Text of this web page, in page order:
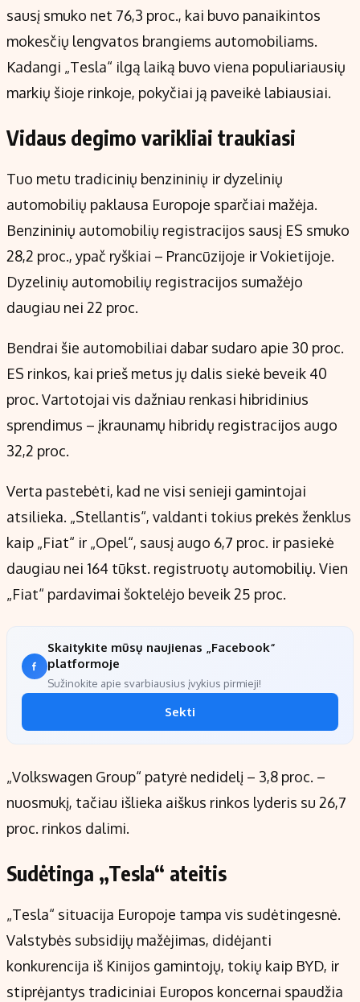
sausį smuko net 76,3 proc., kai buvo panaikintos
mokesčių lengvatos brangiems automobiliams.
Kadangi „Tesla“ ilgą laiką buvo viena populiariausių
markių šioje rinkoje, pokyčiai ją paveikė labiausiai.
Vidaus degimo varikliai traukiasi
Tuo metu tradicinių benzininių ir dyzelinių
automobilių paklausa Europoje sparčiai mažėja.
Benzininių automobilių registracijos sausį ES smuko
28,2 proc., ypač ryškiai – Prancūzijoje ir Vokietijoje.
Dyzelinių automobilių registracijos sumažėjo
daugiau nei 22 proc.
Bendrai šie automobiliai dabar sudaro apie 30 proc.
ES rinkos, kai prieš metus jų dalis siekė beveik 40
proc. Vartotojai vis dažniau renkasi hibridinius
sprendimus – įkraunamų hibridų registracijos augo
32,2 proc.
Verta pastebėti, kad ne visi senieji gamintojai
atsilieka. „Stellantis“, valdanti tokius prekės ženklus
kaip „Fiat“ ir „Opel“, sausį augo 6,7 proc. ir pasiekė
daugiau nei 164 tūkst. registruotų automobilių. Vien
„Fiat“ pardavimai šoktelėjo beveik 25 proc.
Skaitykite mūsų naujienas „Facebook“
platformoje
Sužinokite apie svarbiausius įvykius pirmieji!
Sekti
„Volkswagen Group“ patyrė nedidelį – 3,8 proc. –
nuosmukį, tačiau išlieka aiškus rinkos lyderis su 26,7
proc. rinkos dalimi.
Sudėtinga „Tesla“ ateitis
„Tesla“ situacija Europoje tampa vis sudėtingesnė.
Valstybės subsidijų mažėjimas, didėjanti
konkurencija iš Kinijos gamintojų, tokių kaip BYD, ir
stiprėjantys tradiciniai Europos koncernai spaudžia